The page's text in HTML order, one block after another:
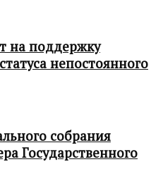
на поддержку
непостоянного
собрания
Государственного